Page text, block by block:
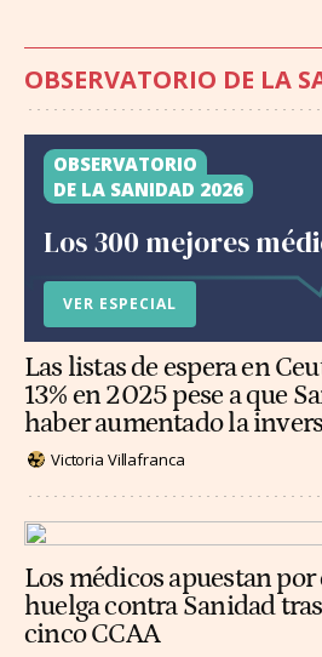
OBSERVATORIO DE LA
OBSERVATORIO
DE LA SANIDAD 2026
Los 300 mejores
VER ESPECIAL
Las listas de espera en
13% en 2025 pese a que
haber aumentado la
Victoria Villafranca
Los médicos apuestan
huelga contra Sanidad
cinco CCAA